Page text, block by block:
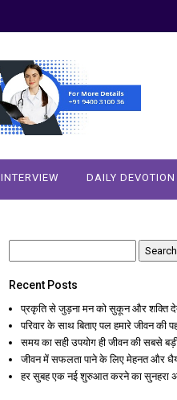
INTERVIEW DAILY DEVOTION
for:
Recent Posts
प्रकृति से जुड़ना मन को सुकून और शक्ति
परिवार के साथ बिताए पल हमारे जीवन की
समय का सही उपयोग ही जीवन की सबसे
जीवन में सफलता पाने के लिए मेहनत और
हर सुबह एक नई शुरुआत करने का सुनहरा